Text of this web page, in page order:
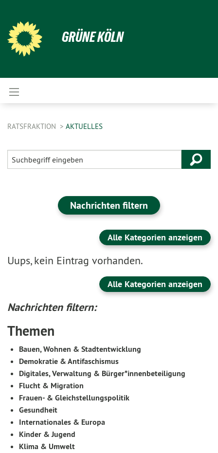
GRÜNE KÖLN
RATSFRAKTION AKTUELLES
Nachrichten filtern
Alle Kategorien anzeigen
Uups, kein Eintrag vorhanden.
Alle Kategorien anzeigen
Nachrichten filtern:
Themen
Bauen, Wohnen & Stadtentwicklung
Demokratie & Antifaschismus
Digitales, Verwaltung & Bürger*innenbeteiligung
Flucht & Migration
Frauen- & Gleichstellungspolitik
Gesundheit
Internationales & Europa
Kinder & Jugend
Klima & Umwelt